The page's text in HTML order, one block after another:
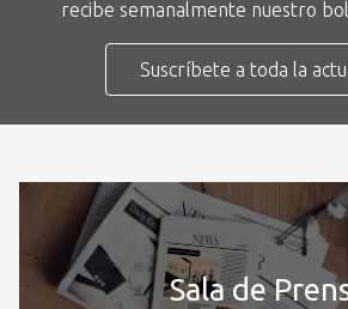
recibe semanalmente nuestro
Suscríbete a toda la
Sala de